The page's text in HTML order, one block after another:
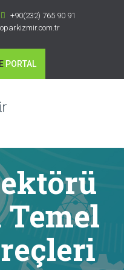
+90(232) 765 90 91
PORTAL
Temel